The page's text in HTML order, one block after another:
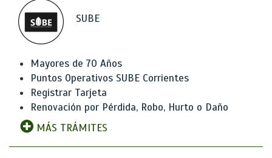
SUBE
Mayores de 70 Años
Puntos Operativos SUBE Corrientes
Registrar Tarjeta
Renovación por Pérdida, Robo, Hurto o Daño
MÁS TRÁMITES